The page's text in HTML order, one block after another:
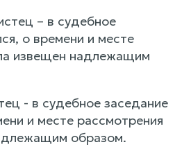
– в судебное
о времени и месте
извещен надлежащим
- в судебное заседание
и месте рассмотрения
образом.